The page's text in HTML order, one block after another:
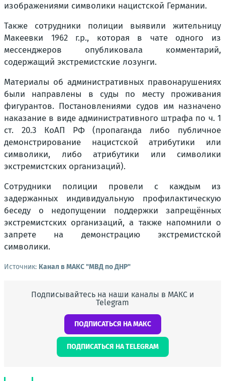
изображениями символики нацистской Германии.
Также сотрудники полиции выявили жительницу
Макеевки 1962 г.р., которая в чате одного из
мессенджеров опубликовала комментарий,
содержащий экстремистские лозунги.
Материалы об административных правонарушениях
были направлены в суды по месту проживания
фигурантов. Постановлениями судов им назначено
наказание в виде административного штрафа по ч. 1
ст. 20.3 КоАП РФ (пропаганда либо публичное
демонстрирование нацистской атрибутики или
символики, либо атрибутики или символики
экстремистских организаций).
Сотрудники полиции провели с каждым из
задержанных индивидуальную профилактическую
беседу о недопущении поддержки запрещённых
экстремистских организаций, а также напомнили о
запрете на демонстрацию экстремистской
символики.
Источник: Канал в МАКС "МВД по ДНР"
Подписывайтесь на наши каналы в МАКС и
Telegram
ПОДПИСАТЬСЯ НА МАКС
ПОДПИСАТЬСЯ НА TELEGRAM